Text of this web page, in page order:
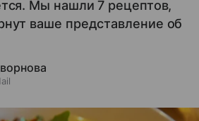
Мы нашли 7 рецептов,
ваше представление об